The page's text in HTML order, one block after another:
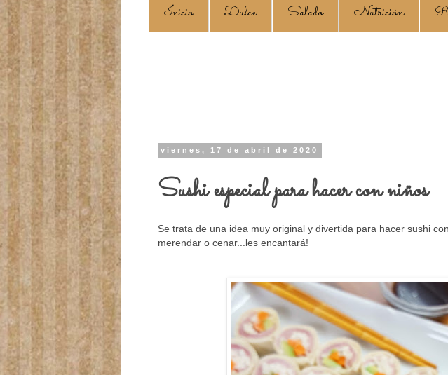
Inicio Dulce Salado Nutrición
viernes, 17 de abril de 2020
Sushi especial para hacer con niños
Se trata de una idea muy original y divertida para hacer sushi
merendar o cenar...les encantará!